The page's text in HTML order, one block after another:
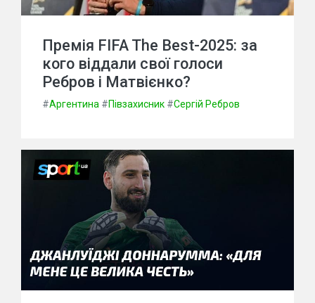
Премія FIFA The Best-2025: за
кого віддали свої голоси
Ребров і Матвієнко?
#Аргентина #Півзахисник #Сергій Ребров